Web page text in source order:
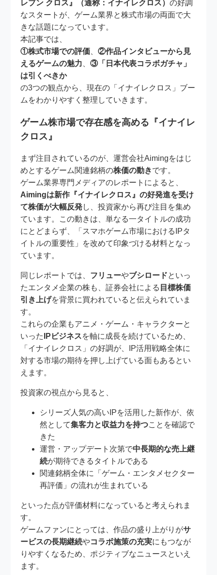
レブン クロス』（通称：イナイレクロス）の好調
なスタートが、ゲーム業界と株式市場の両面で大
きな話題になっています。
本記事では、
①株式市場での評価 、②作品インタビューから見
えるゲームの魅力 、③「日本代表コラボガチャ」
は引くべきか
の3つの観点から、現在の「イナイレクロス」ブー
ムをわかりやすく整理していきます。
ゲーム株市場で存在感を高める『イナイレ
クロス』
まず注目されているのが、運営会社Aimingをはじ
めとするゲーム関連銘柄の株価の動きです。
ゲーム業界専門メディアのレポートによると、
Aimingは新作『イナイレクロス』の好発進を受け
て株価が大幅反発し、投資家から再び注目を集め
ています。この動きは、単なる一タイトルの成功
にとどまらず、「スマホゲーム市場におけるIPタ
イトルの重要性」を改めて印象づける材料となっ
ています。
同じレポートでは、 フリューやブシロードといっ
たエンタメ企業の株も、証券会社による 目標株価
引き上げを背景に買われていると伝えられていま
す。
これらの企業もアニメ・ゲーム・キャラクターと
いった IPビジネスを軸に成長を続けているため、
「イナイレクロス」の好調が、IP活用戦略全体に
対する市場の期待を押し上げている面もあるとい
えます。
投資家の視点から見ると、
シリーズ人気の高いIPを活用した新作が、依
然として集客力と収益力を持つことを確認で
きた
運営・アップデート次第で中長期的な売上継
続が期待できるタイトルである
関連銘柄全体に「ゲーム・エンタメセクター
再評価」の流れが生まれている
といった点が評価材料になっていると考えられま
す。
ゲームファンにとっては、作品の盛り上がりがサ
ービスの長期継続やコラボ施策の充実にもつなが
りやすくなるため、ポジティブなニュースといえ
ます。